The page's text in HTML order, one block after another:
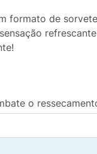
formato de
o
não pegajosa e